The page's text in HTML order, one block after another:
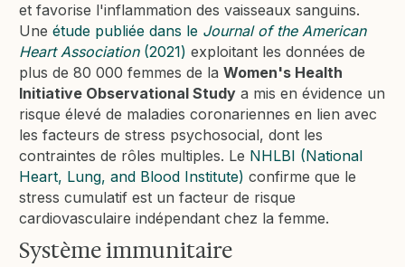
et favorise l'inflammation des vaisseaux sanguins.
Uneétude publiée dans le Journal of the American
Heart Association(2021) exploitant les données de
plus de 80 000 femmes de laWomen's Health
Initiative Observational Study a mis en évidence un
risque élevé de maladies coronariennes en lien avec
les facteurs de stress psychosocial, dont les
contraintes de rôles multiples. Le NHLBI (National
Heart, Lung, and Blood Institute) confirme que le
stress cumulatif est un facteur de risque
cardiovasculaire indépendant chez la femme.
Système immunitaire